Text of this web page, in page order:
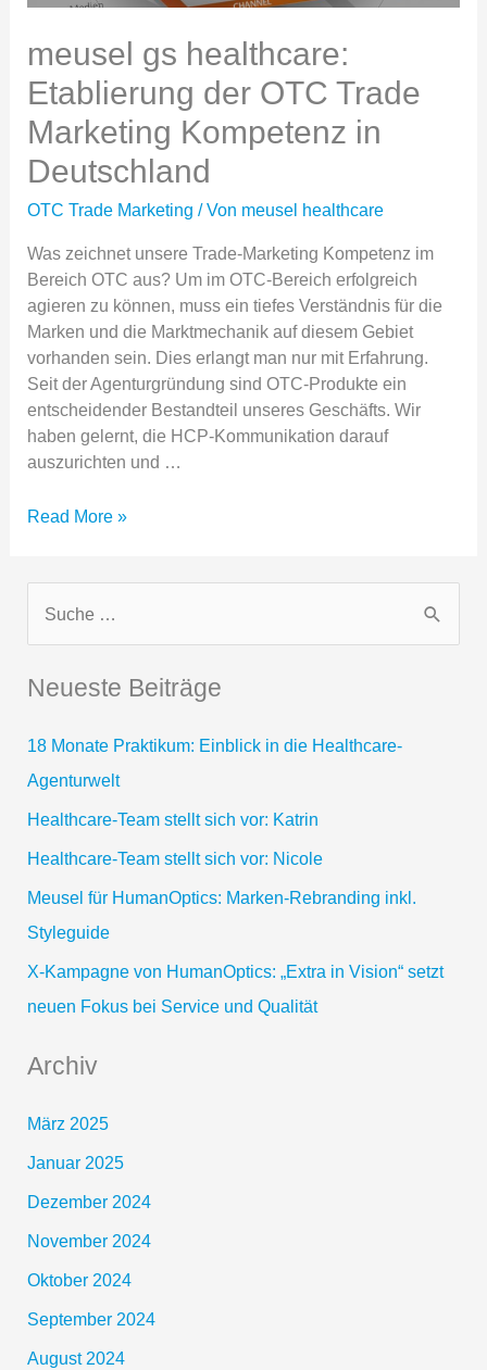
meusel gs healthcare:
Etablierung der OTC Trade
Marketing Kompetenz in
Deutschland
OTC Trade Marketing / Von meusel healthcare
Was zeichnet unsere Trade-Marketing Kompetenz im
Bereich OTC aus? Um im OTC-Bereich erfolgreich
agieren zu können, muss ein tiefes Verständnis für die
Marken und die Marktmechanik auf diesem Gebiet
vorhanden sein. Dies erlangt man nur mit Erfahrung.
Seit der Agenturgründung sind OTC-Produkte ein
entscheidender Bestandteil unseres Geschäfts. Wir
haben gelernt, die HCP-Kommunikation darauf
auszurichten und …
meusel
der
OTC
Marketing
in
Deutschland
Read More »
e
n
Neueste Beiträge
18 Monate Praktikum: Einblick in die Healthcare-
Agenturwelt
Healthcare-Team stellt sich vor: Katrin
Healthcare-Team stellt sich vor: Nicole
Meusel für HumanOptics: Marken-Rebranding inkl.
Styleguide
X-Kampagne von HumanOptics: „Extra in Vision“ setzt
neuen Fokus bei Service und Qualität
Archiv
März 2025
Januar 2025
Dezember 2024
November 2024
Oktober 2024
September 2024
August 2024